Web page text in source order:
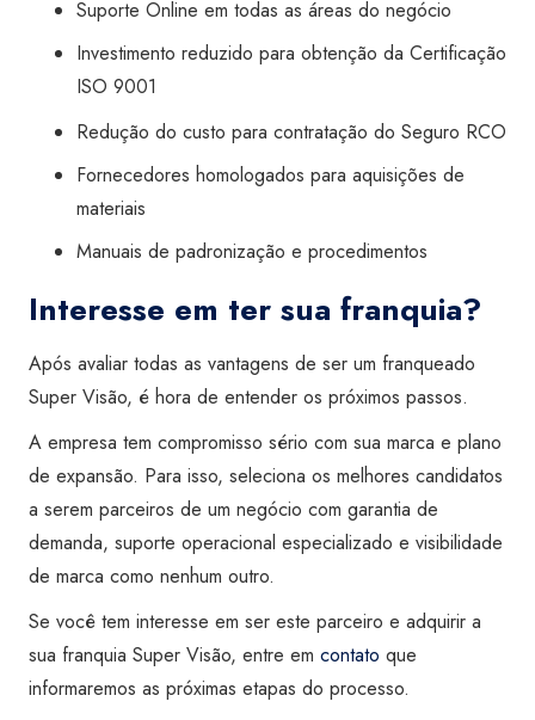
Suporte Online em todas as áreas do negócio
Investimento reduzido para obtenção da Certificação
ISO 9001
Redução do custo para contratação do Seguro RCO
Fornecedores homologados para aquisições de
materiais
Manuais de padronização e procedimentos
Interesse em ter sua franquia?
Após avaliar todas as vantagens de ser um franqueado
Super Visão, é hora de entender os próximos passos.
A empresa tem compromisso sério com sua marca e plano
de expansão. Para isso, seleciona os melhores candidatos
a serem parceiros de um negócio com garantia de
demanda, suporte operacional especializado e visibilidade
de marca como nenhum outro.
Se você tem interesse em ser este parceiro e adquirir a
sua franquia Super Visão, entre em contato que
informaremos as próximas etapas do processo.